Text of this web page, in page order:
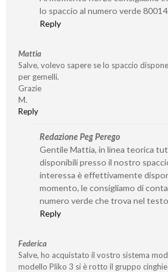
lo spaccio al numero verde
Reply
Mattia
Salve, volevo sapere se lo spaccio
per gemelli.
Grazie
M.
Reply
Redazione Peg Perego
Gentile Mattia, in linea teorica
disponibili presso il nostro
interessa è effettivamente
momento, le consigliamo di
numero verde che trova nel
Reply
Federica
Salve, ho acquistato il vostro sistema
modello Pliko 3 si è rotto il gruppo